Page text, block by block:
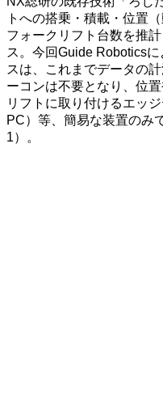
トへの搭乗・積載・位置
フォークリフト台数を推
ス。今回Guide Robotics
スは、これまでデータの
ーコンは不要となり、位
リフトに取り付けるエッ
PC）等、簡易な装置のみ
1）。